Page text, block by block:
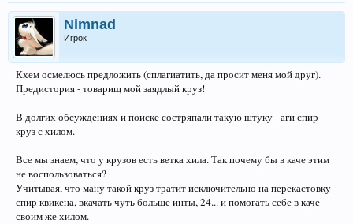
Nimnad
Игрок
Кхем осмелюсь предложить (сплагиатить, да просит меня мой друг).
Предистория - товарищ мой заядлый круз!
В долгих обсуждениях и поиске состряпали такую штуку - аги спир
круз с хилом.
Все мы знаем, что у крузов есть ветка хила. Так почему бы в каче этим
не воспользоваться?
Учитывая, что ману такой круз тратит исключительно на перекастовку
спир квикена, вкачать чуть больше инты, 24... и помогать себе в каче
своим же хилом.